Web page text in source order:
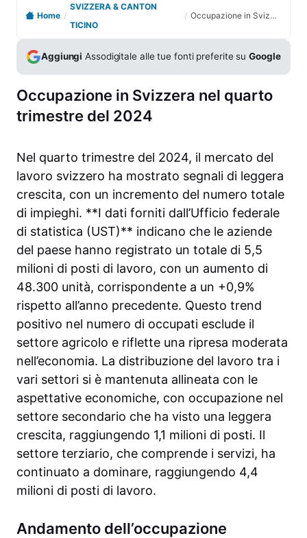
Home /
SVIZZERA & CANTON
TICINO
/ Occupazione in Svizzera aumenta leggermente alla fine del periodo attuale
Aggiungi Assodigitale alle tue fonti preferite suGoogle
Occupazione in Svizzera nel quarto
trimestre del 2024
Nel quarto trimestre del 2024, il mercato del
lavoro svizzero ha mostrato segnali di leggera
crescita, con un incremento del numero totale
di impieghi. **I dati forniti dall’Ufficio federale
di statistica (UST)** indicano che le aziende
del paese hanno registrato un totale di 5,5
milioni di posti di lavoro, con un aumento di
48.300 unità, corrispondente a un +0,9%
rispetto all’anno precedente. Questo trend
positivo nel numero di occupati esclude il
settore agricolo e riflette una ripresa moderata
nell’economia. La distribuzione del lavoro tra i
vari settori si è mantenuta allineata con le
aspettative economiche, con occupazione nel
settore secondario che ha visto una leggera
crescita, raggiungendo 1,1 milioni di posti. Il
settore terziario, che comprende i servizi, ha
continuato a dominare, raggiungendo 4,4
milioni di posti di lavoro.
Andamento dell’occupazione